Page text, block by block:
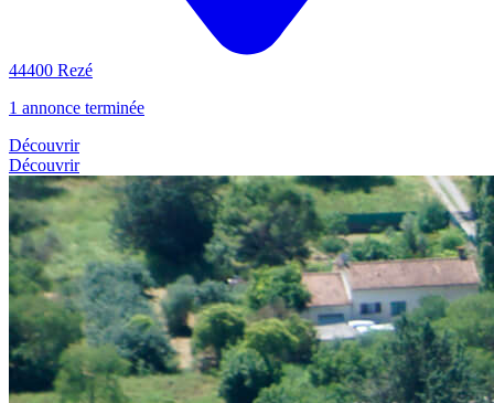
44400 Rezé
1 annonce terminée
Découvrir
Découvrir